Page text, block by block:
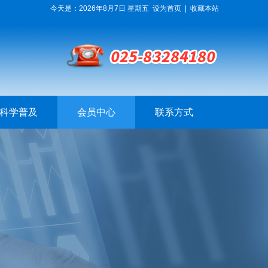
今天是：2026年8月7日 星期五 设为首页 收藏本站
科学普及 会员中心 联系方式